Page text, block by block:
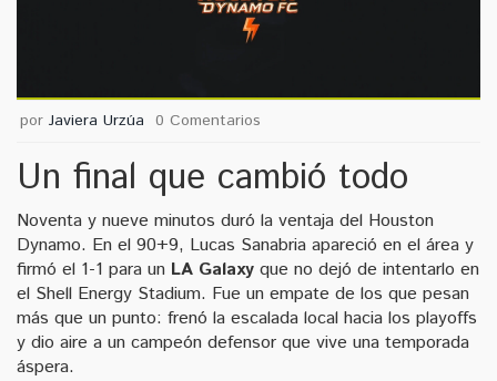
por Javiera Urzúa 0 Comentarios
Un final que cambió todo
Noventa y nueve minutos duró la ventaja del Houston
Dynamo. En el 90+9, Lucas Sanabria apareció en el área y
firmó el 1-1 para un LA Galaxy que no dejó de intentarlo en
el Shell Energy Stadium. Fue un empate de los que pesan
más que un punto: frenó la escalada local hacia los playoffs
y dio aire a un campeón defensor que vive una temporada
áspera.